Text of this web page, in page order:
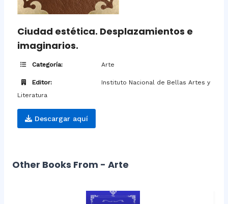
Ciudad estética. Desplazamientos e
imaginarios.
Categoría: Arte
Editor:
Instituto Nacional de Bellas Artes y
Literatura
Descargar aquí
Other Books From - Arte